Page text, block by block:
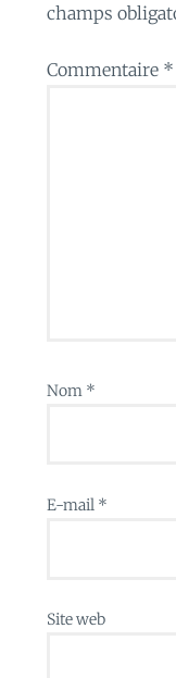
champs
Commentaire *
Nom *
E-mail *
Site web